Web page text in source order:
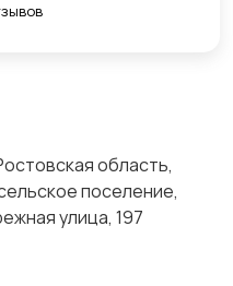
область,
поселение,
улица, 197